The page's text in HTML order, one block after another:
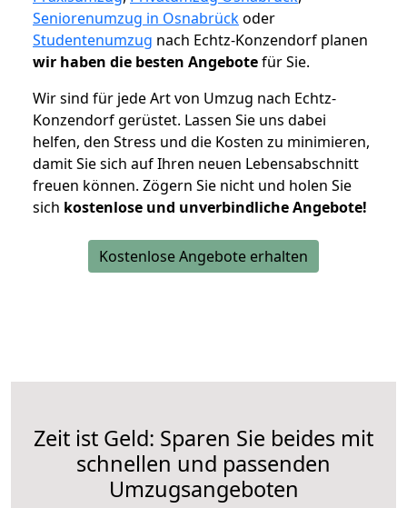
Seniorenumzug in Osnabrückoder
Studentenumzug nach Echtz-Konzendorf planen
wir haben die besten Angebotefür Sie.
Wir sind für jede Art von Umzug nach Echtz-
Konzendorf gerüstet. Lassen Sie uns dabei
helfen, den Stress und die Kosten zu minimieren,
damit Sie sich auf Ihren neuen Lebensabschnitt
freuen können. Zögern Sie nicht und holen Sie
sich kostenlose und unverbindliche Angebote!
Kostenlose Angebote erhalten
Zeit ist Geld: Sparen Sie beides mit
schnellen und passenden
Umzugsangeboten